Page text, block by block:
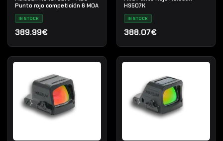
Punto rojo competición 6 MOA
IN STOCK
389.99€
HS507K
IN STOCK
388.07€